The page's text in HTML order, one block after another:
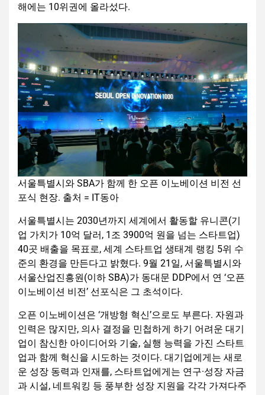
해에는 10위권에 올라섰다.
서울특별시와 SBA가 함께 한 오픈 이노베이션 비전 선
포식 현장. 출처 = IT동아
서울특별시는 2030년까지 세계에서 활동할 유니콘(기
업 가치가 10억 달러, 1조 3900억 원을 넘는 스타트업)
40곳 배출을 목표로, 세계 스타트업 생태계 랭킹 5위 수
준의 환경을 만든다고 밝혔다. 9월 21일, 서울특별시와
서울산업진흥원(이하 SBA)가 동대문 DDP에서 연 ‘오픈
이노베이션 비전’ 선포식은 그 초석이다.
오픈 이노베이션은 ‘개방형 혁신’으로도 부른다. 자원과
인력은 많지만, 의사 결정을 민첩하게 하기 어려운 대기
업이 참신한 아이디어와 기술, 실행 능력을 가진 스타트
업과 함께 혁신을 시도하는 것이다. 대기업에게는 새로
운 성장 동력과 인재를, 스타트업에게는 연구·성장 자금
과 시설, 네트워킹 등 풍부한 성장 지원을 각각 가져다주